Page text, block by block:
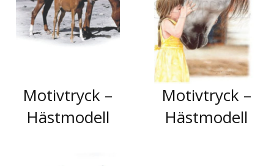
Motivtryck –
Hästmodell
Motivtryck –
Hästmodell